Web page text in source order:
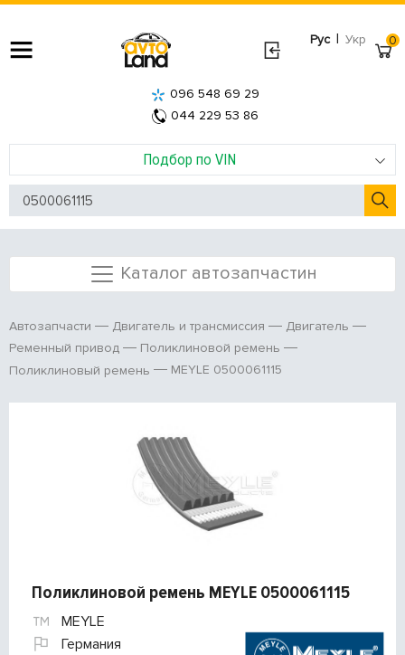
Рус | Укр
Подбор по VIN
096 548 69 29
044 229 53 86
0
Каталог автозапчастин
Автозапчасти Двигатель и трансмиссия
Двигатель
Ременный привод
Поликлиновой ремень
Поликлиновый ремень
MEYLE 0500061115
Поликлиновой ремень MEYLE 0500061115
MEYLE
Германия